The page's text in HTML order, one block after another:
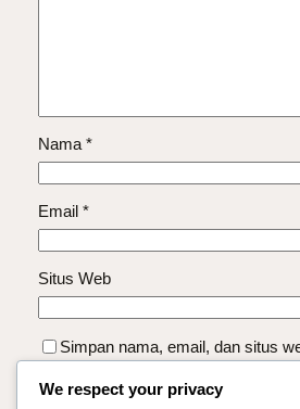
Nama *
Email *
Situs Web
Simpan nama, email, dan situs
We respect your privacy